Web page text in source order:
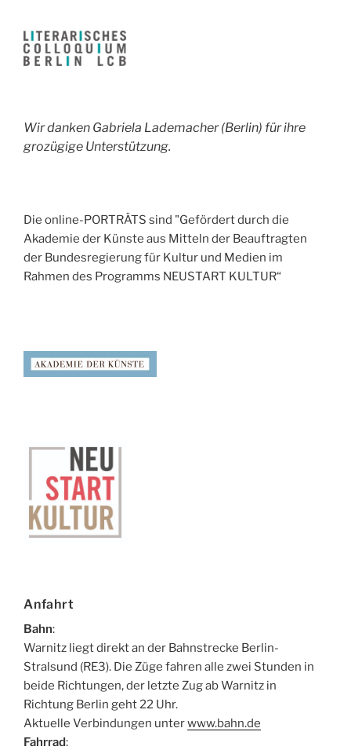
Wir danken Gabriela Lademacher (Berlin) für ihre
grozügige Unterstützung.
Die online-PORTRÄTS sind "Gefördert durch die
Akademie der Künste aus Mitteln der Beauftragten
der Bundesregierung für Kultur und Medien im
Rahmen des Programms NEUSTART KULTUR“
Anfahrt
Bahn:
Warnitz liegt direkt an der Bahnstrecke Berlin-
Stralsund (RE3). Die Züge fahren alle zwei Stunden in
beide Richtungen, der letzte Zug ab Warnitz in
Richtung Berlin geht 22 Uhr.
Aktuelle Verbindungen unterwww.bahn.de
Fahrrad: